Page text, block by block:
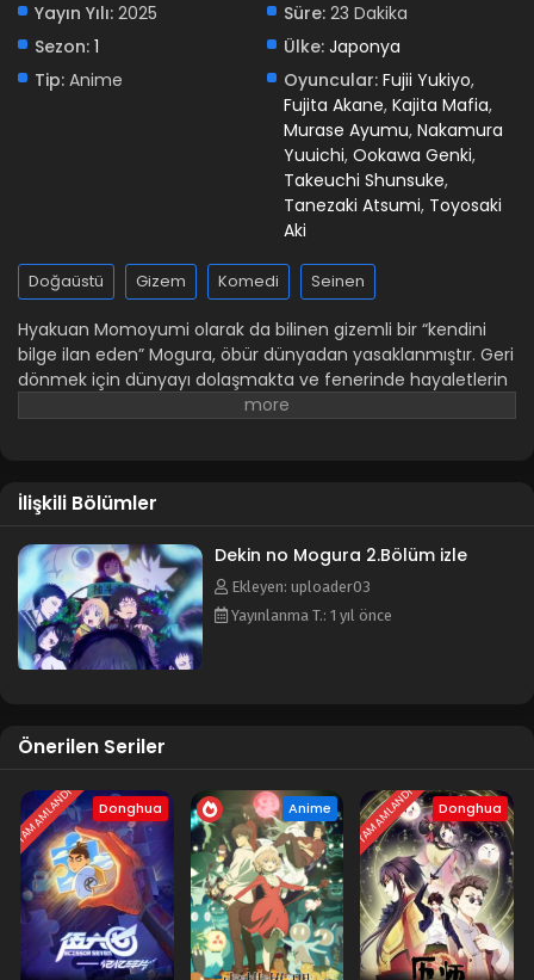
Yayın Yılı: 2025 Süre: 23 Dakika
Sezon: 1 Ülke: Japonya
Tip: Anime Oyuncular: Fujii Yukiyo,
Fujita Akane, Kajita Mafia,
Murase Ayumu, Nakamura
Yuuichi, Ookawa Genki,
Takeuchi Shunsuke,
Tanezaki Atsumi, Toyosaki
Aki
Doğaüstü Gizem Komedi Seinen
Hyakuan Momoyumi olarak da bilinen gizemli bir “kendini
bilge ilan eden” Mogura, öbür dünyadan yasaklanmıştır. Geri
dönmek için dünyayı dolaşmakta ve fenerinde hayaletlerin
“lambalarını” toplamaktadır. Ancak onunla yollarının
İlişkili Bölümler
Dekin no Mogura 2.Bölüm izle
Ekleyen: uploader03
Yayınlanma T.: 1 yıl önce
Önerilen Seriler
TAMAMLANDI Donghua Anime TAMAMLANDI Donghua